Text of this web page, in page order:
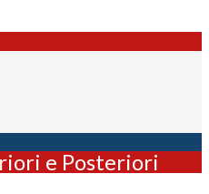
e Posteriori